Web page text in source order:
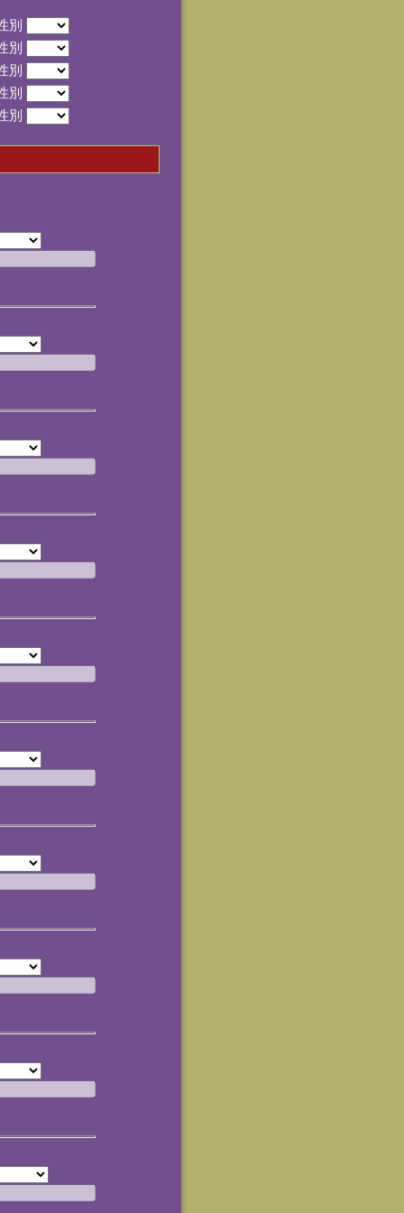
別
別
別
別
別